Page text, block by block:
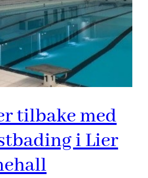
tilbake med
i Lier